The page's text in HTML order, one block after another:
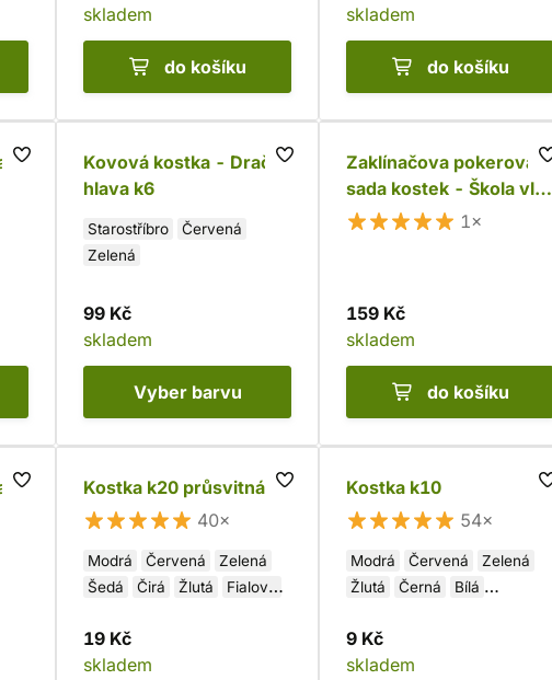
skladem
do košíku
skladem
do košíku
-
Kovová kostka - Dračí
hlava k6
Starostříbro
Červená
Zelená
99 Kč
skladem
Vyber barvu
Zaklínačova pokerová
sada kostek - Škola vlka
(5 ks)
1×
159 Kč
skladem
do košíku
-
Kostka k20 průsvitná
40×
Modrá Červená
Zelená
Šedá
Čirá Žlutá
Fialová
19 Kč
skladem
Kostka k10
54×
Modrá Červená
Zelená
Žlutá
Černá
Bílá
9 Kč
skladem